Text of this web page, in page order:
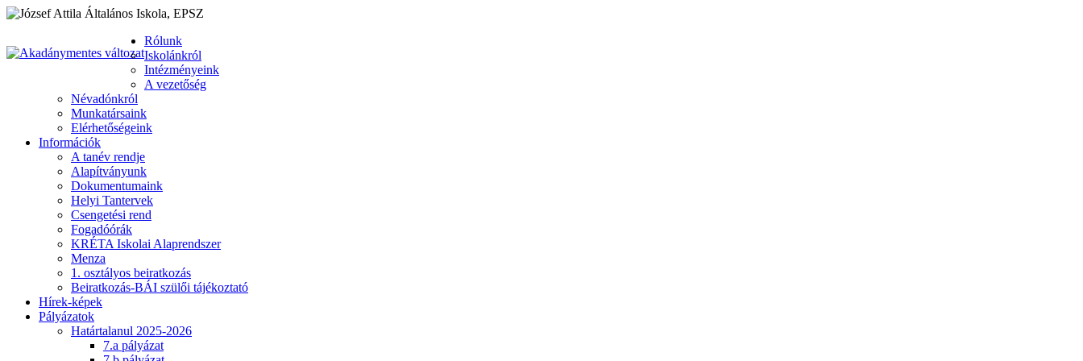
Rólunk
Iskolánkról
Intézményeink
A vezetőség
Névadónkról
Munkatársaink
Elérhetőségeink
Információk
A tanév rendje
Alapítványunk
Dokumentumaink
Helyi Tantervek
Csengetési rend
Fogadóórák
KRÉTA Iskolai Alaprendszer
Menza
1. osztályos beiratkozás
Beiratkozás-BÁI szülői tájékoztató
Hírek-képek
Pályázatok
Határtalanul 2025-2026
7.a pályázat